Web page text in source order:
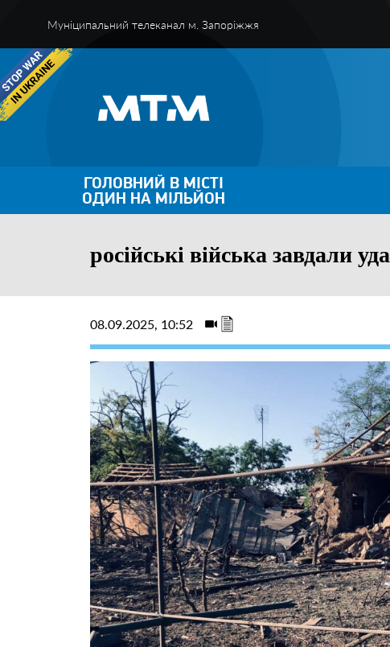
Муніципальний телеканал м. Запоріжжя
ГОЛОВНИЙ В МІСТІ
ОДИН НА МІЛЬЙОН
російські війська завдали
08.09.2025, 10:52